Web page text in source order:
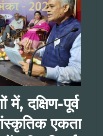
में, दक्षिण-पूर्व
एकता